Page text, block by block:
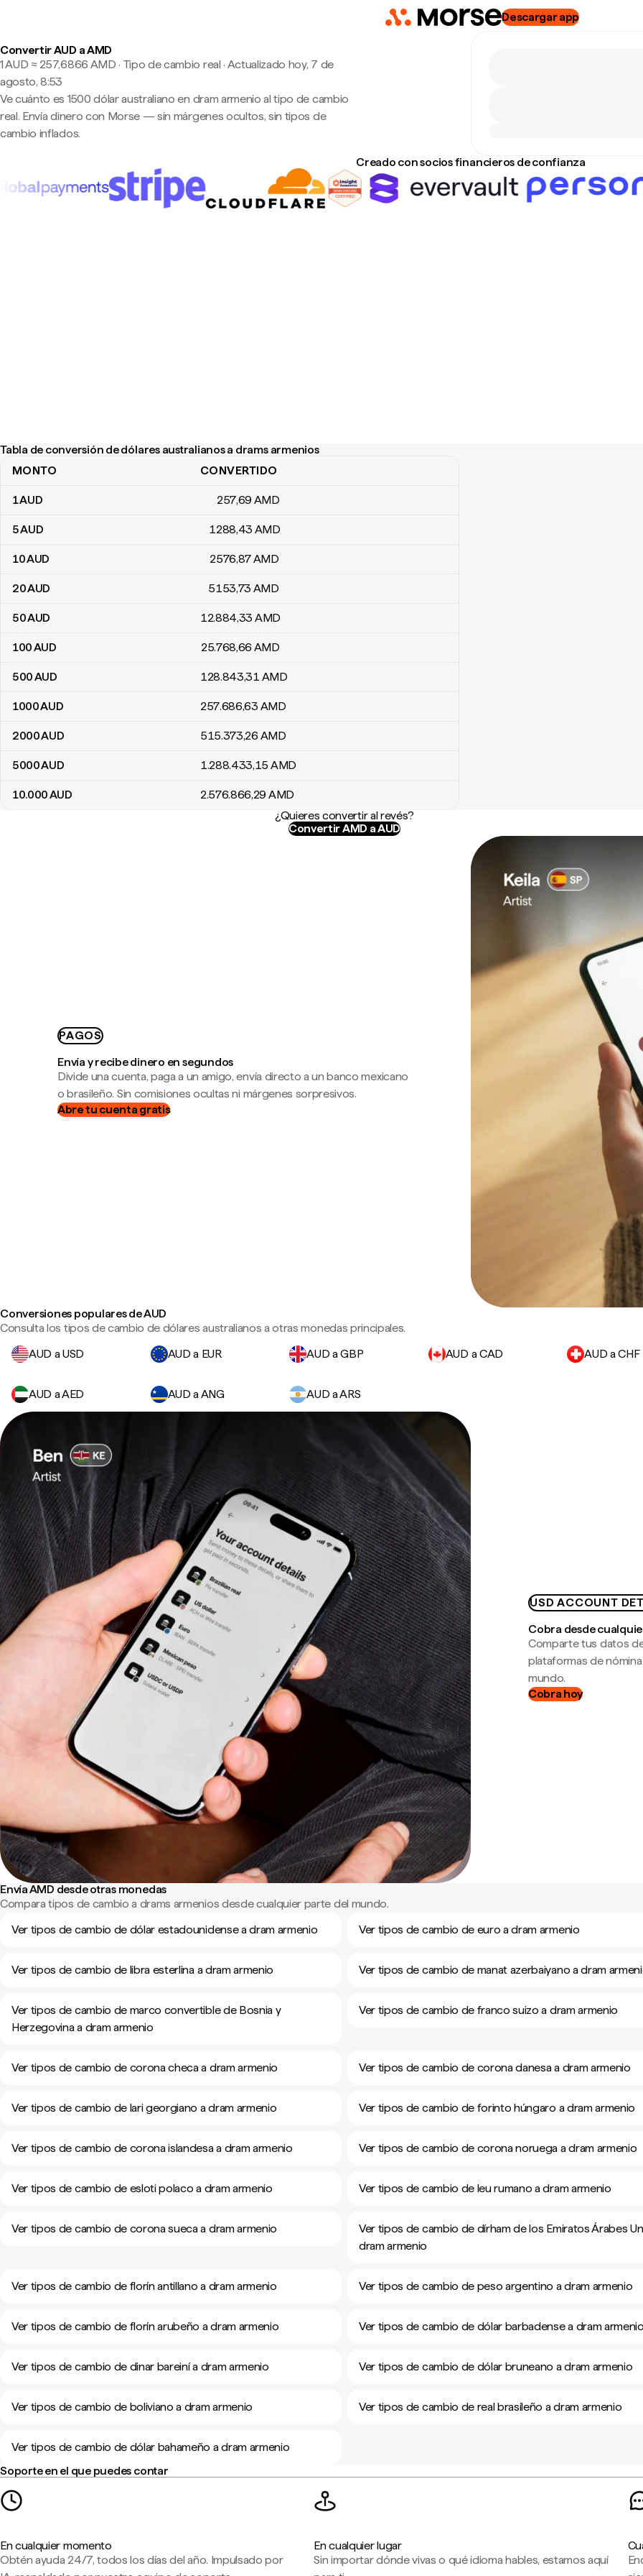
Descargar app
Convertir AUD a AMD
1 AUD ≈ 257,6866 AMD · Tipo de cambio real · Actualizado hoy, 7 de
agosto, 8:53
Ve cuánto es 1500 dólar australiano en dram armenio al tipo de cambio
real. Envía dinero con Morse — sin márgenes ocultos, sin tipos de
cambio inflados.
Creado con socios financieros de confianza
Tabla de conversión de dólares australianos a drams armenios
Tabla de conversión de dólares australianos a drams armenios
MONTO CONVERTIDO
1AUD 257,69 AMD
5AUD 1288,43 AMD
10AUD 2576,87AMD
20AUD 5153,73 AMD
50AUD 12.884,33 AMD
100AUD 25.768,66 AMD
500AUD 128.843,31 AMD
1000AUD 257.686,63 AMD
2000AUD 515.373,26 AMD
5000AUD 1.288.433,15 AMD
10.000AUD 2.576.866,29 AMD
¿Quieres convertir al revés?
Convertir AMD a AUD
PAGOS
Envía y recibe dinero en segundos
Divide una cuenta, paga a un amigo, envía directo a un banco mexicano
o brasileño. Sin comisiones ocultas ni márgenes sorpresivos.
Abre tu cuenta gratis
Conversiones populares de AUD
Consulta los tipos de cambio de dólares australianos a otras monedas principales.
AUD a USD
AUD a EUR AUD a GBP AUD a CAD AUD a CHF
AUD a AED AUD a ANG AUD a ARS
USD ACCOUNT
Cobra desde
Comparte tus datos
plataformas de
mundo.
Cobra hoy
Envía AMD desde otras monedas
Compara tipos de cambio a drams armenios desde cualquier parte del mundo.
Ver tipos de cambio de dólar estadounidense a dram armenio
Ver tipos de cambio de euro a dram armenio
Ver tipos de cambio de libra esterlina a dram armenio Ver tipos de cambio de manat azerbaiyano a dram
Ver tipos de cambio de marco convertible de Bosnia y
Herzegovina a dram armenio
Ver tipos de cambio de franco suizo a dram armenio
Ver tipos de cambio de corona checa a dram armenio Ver tipos de cambio de corona danesa a dram armenio
Ver tipos de cambio de lari georgiano a dram armenio Ver tipos de cambio de forinto húngaro a dram armenio
Ver tipos de cambio de corona islandesa a dram armenio Ver tipos de cambio de corona noruega a dram armenio
Ver tipos de cambio de esloti polaco a dram armenio Ver tipos de cambio de leu rumano a dram armenio
Ver tipos de cambio de corona sueca a dram armenio
Ver tipos de cambio de dírham de los Emiratos Árabes
dram armenio
Ver tipos de cambio de florín antillano a dram armenio Ver tipos de cambio de peso argentino a dram armenio
Ver tipos de cambio de florín arubeño a dram armenio Ver tipos de cambio de dólar barbadense a dram
Ver tipos de cambio de dinar bareiní a dram armenio Ver tipos de cambio de dólar bruneano a dram armenio
Ver tipos de cambio de boliviano a dram armenio Ver tipos de cambio de real brasileño a dram armenio
Ver tipos de cambio de dólar bahameño a dram armenio
Soporte en el que puedes contar
En cualquier momento
Obtén ayuda 24/7, todos los días del año. Impulsado por
En cualquier lugar
Sin importar dónde vivas o qué idioma hables, estamos aquí